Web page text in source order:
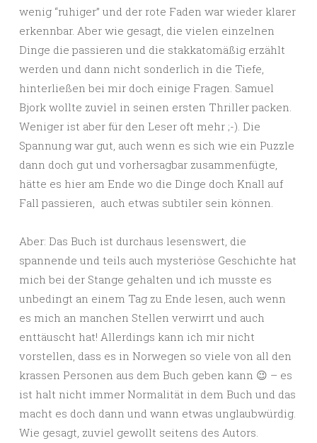
wenig “ruhiger” und der rote Faden war wieder klarer
erkennbar. Aber wie gesagt, die vielen einzelnen
Dinge die passieren und die stakkatomäßig erzählt
werden und dann nicht sonderlich in die Tiefe,
hinterließen bei mir doch einige Fragen. Samuel
Bjork wollte zuviel in seinen ersten Thriller packen.
Weniger ist aber für den Leser oft mehr ;-). Die
Spannung war gut, auch wenn es sich wie ein Puzzle
dann doch gut und vorhersagbar zusammenfügte,
hätte es hier am Ende wo die Dinge doch Knall auf
Fall passieren, auch etwas subtiler sein können.
Aber: Das Buch ist durchaus lesenswert, die
spannende und teils auch mysteriöse Geschichte hat
mich bei der Stange gehalten und ich musste es
unbedingt an einem Tag zu Ende lesen, auch wenn
es mich an manchen Stellen verwirrt und auch
enttäuscht hat! Allerdings kann ich mir nicht
vorstellen, dass es in Norwegen so viele von all den
krassen Personen aus dem Buch geben kann 😉 – es
ist halt nicht immer Normalität in dem Buch und das
macht es doch dann und wann etwas unglaubwürdig.
Wie gesagt, zuviel gewollt seitens des Autors.